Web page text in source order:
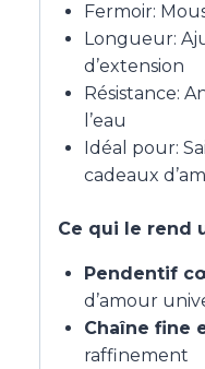
Fermoir:
Longueur:
d’extension
Résistance:
l’eau
Idéal pour:
cadeaux
Ce qui le rend
Pendentif
d’amour
Chaîne fine
raffinement